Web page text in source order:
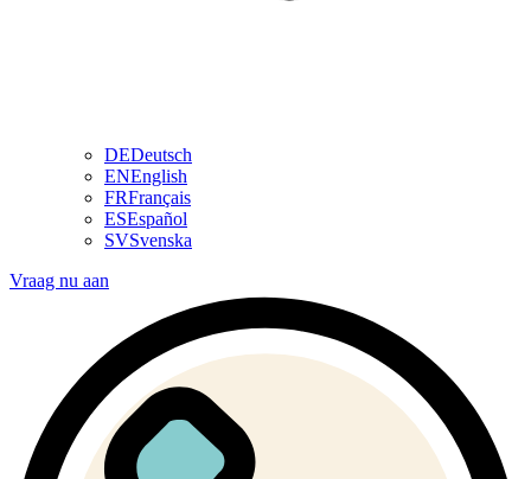
DEDeutsch
ENEnglish
FRFrançais
ESEspañol
SVSvenska
Vraag nu aan